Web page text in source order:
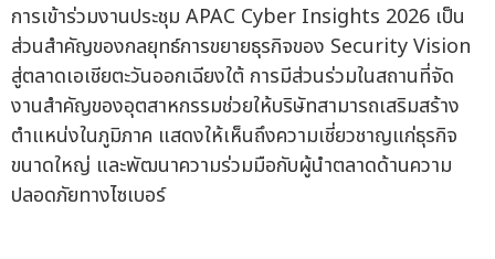
การเข้าร่วมงานประชุม APAC Cyber Insights 2026 เป็น
ส่วนสำคัญของกลยุทธ์การขยายธุรกิจของ Security Vision
สู่ตลาดเอเชียตะวันออกเฉียงใต้ การมีส่วนร่วมในสถานที่จัด
งานสำคัญของอุตสาหกรรมช่วยให้บริษัทสามารถเสริมสร้าง
ตำแหน่งในภูมิภาค แสดงให้เห็นถึงความเชี่ยวชาญแก่ธุรกิจ
ขนาดใหญ่ และพัฒนาความร่วมมือกับผู้นำตลาดด้านความ
ปลอดภัยทางไซเบอร์